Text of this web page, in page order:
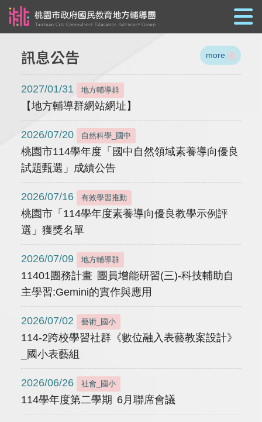
訊息公告 more
2027/01/31 地方輔導群
【地方輔導群網站網址】
2026/07/20 自然科學_國中
桃園市114學年度「國中自然領域素養導向優良
試題甄選」成績公告
2026/07/16 有效學習推動
桃園市「114學年度素養導向優良教學示例評
選」獲獎名單
2026/07/09 地方輔導群
11401團務計畫 團員增能研習(三)-科技輔助自
主學習:Gemini的實作與應用
2026/07/02 藝術_國小
114-2跨校學習社群《數位融入表藝教案設計》
_國小表藝組
2026/06/26 社會_國小
114學年度第二學期 6月聯席會議